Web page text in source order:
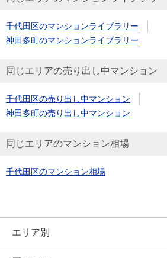
千代田区のマンションライブラリー
神田多町のマンションライブラリー
同じエリアの売り出し中マンション
千代田区の売り出し中マンション
神田多町の売り出し中マンション
同じエリアのマンション相場
千代田区のマンション相場
エリア別